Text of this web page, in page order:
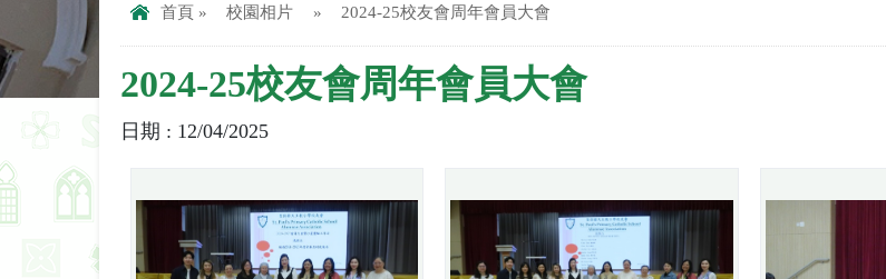
首頁 » 校園相片 » 2024-25校友會周年會員大會
2024-25校友會周年會員大會
日期 : 12/04/2025